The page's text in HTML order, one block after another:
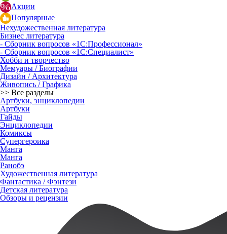
Акции
Популярные
Нехудожественная литература
Бизнес литература
- Сборник вопросов «1С:Профессионал»
- Сборник вопросов «1С:Специалист»
Хобби и творчество
Мемуары / Биографии
Дизайн / Архитектура
Живопись / Графика
>> Все разделы
Артбуки, энциклопедии
Артбуки
Гайды
Энциклопедии
Комиксы
Супергероика
Манга
Манга
Ранобэ
Художественная литература
Фантастика / Фэнтези
Детская литература
Обзоры и рецензии